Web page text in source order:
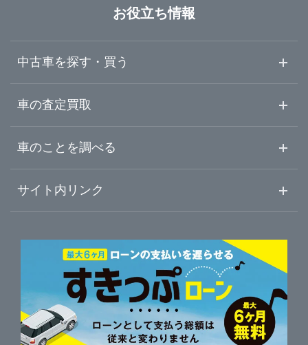
LIBERALA リベラーラ浜松和田
ガリバー浜松宮竹店
ガリバー車検 浜松宮竹店
LIBERALA リベラーラ沼津
ガリバー沼津学園通り店
ガリバー富士宮店
ガリバー伊東店
富士宮市
伊東市
富士市
磐田市
藤枝市
山梨県
長野県
岐阜県
静岡県
三重県
お役立ち情報
中古車を探す・買う
中古車情報・中古車検索
初めての中古車購入ガイド
中古車人気ランキング
自動車ローンを調べる
ガリバーの自動車ローン
車の査定買取
車査定・車買取ならガリバー
ガリバーの査定が選ばれる理由
車を売る時よくある質問
便利な査定サービス
中古車買取相場（毎月更新）
車のことを調べる
車初心者まとめ
新車・中古車カタログ
車の燃費を調べる
車種別クチコミ
サイト内リンク
サイトマップ
サイトの使用条件
利用規約